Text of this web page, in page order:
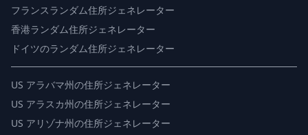
フランスランダム住所ジェネレーター
香港ランダム住所ジェネレーター
ドイツのランダム住所ジェネレーター
US アラバマ州の住所ジェネレーター
US アラスカ州の住所ジェネレーター
US アリゾナ州の住所ジェネレーター